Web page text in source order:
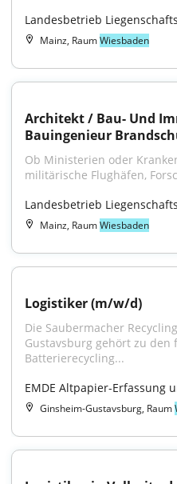
Landesbetrieb
Mainz, RaumWiesbaden
Architekt / Bau- Und
Bauingenieur
Ob Ministerien oder
militärische Flughäfen,
Landesbetrieb
Mainz, RaumWiesbaden
Logistiker (m/w/d)
Die Saubermacher
Gustavsburg gehört zu den
Batterierecycling...
EMDE Altpapier-Erfassung
Ginsheim-Gustavsburg, Raum